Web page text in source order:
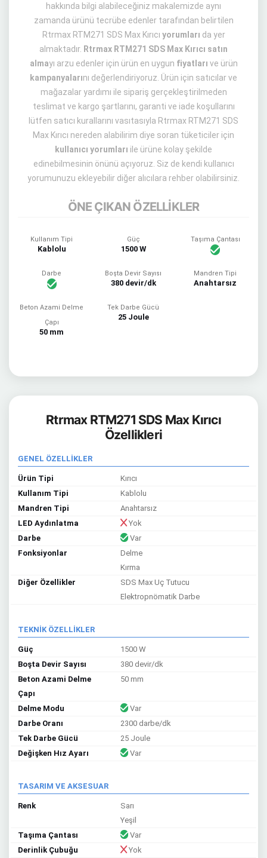
hakkında bilgi alabileceğiniz makalemizde aynı
zamanda ürünü tecrübe edenler tarafından belirtilen
Rtrmax RTM271 SDS Max Kırıcı yorumları da yer
almaktadır. Rtrmax RTM271 SDS Max Kırıcı satın
almayı arzu edenler için ürün en uygun fiyatları ve ürün
kampanyalarını değerlendiriyoruz. Ürün için satıcılar ve
mağazalar yardımı ile sipariş gerçekleştirilmeden
teslimat ve kargo şartlarını, garanti ve iade koşullarını
lütfen satıcı kurallarını vasıtasıyla Rtrmax RTM271 SDS
Max Kırıcı nereden alabilirim diye soran tüketiciler için
kullanıcı yorumları ile ürüne kolay şekilde
edinebilmesinin önünü açıyoruz. Siz de kendi kullanıcı
yorumunuzu ekleyebilir diğer alıcılara rehber olabilirsiniz.
ÖNE ÇIKAN ÖZELLİKLER
Kullanım Tipi
Kablolu
Güç
1500 W
Taşıma Çantası
Darbe Boşta Devir Sayısı
380 devir/dk
Mandren Tipi
Anahtarsız
Beton Azami Delme
Çapı
50 mm
Tek Darbe Gücü
25 Joule
Rtrmax RTM271 SDS Max Kırıcı
Özellikleri
GENEL ÖZELLİKLER
Ürün Tipi
Kırıcı
Kullanım Tipi
Kablolu
Mandren Tipi
Anahtarsız
LED Aydınlatma
Yok
Darbe
Var
Fonksiyonlar
Delme
Kırma
Diğer Özellikler
SDS Max Uç Tutucu
Elektropnömatik Darbe
TEKNİK ÖZELLİKLER
Güç
1500 W
Boşta Devir Sayısı
380 devir/dk
Beton Azami Delme
Çapı
50 mm
Delme Modu
Var
Darbe Oranı
2300 darbe/dk
Tek Darbe Gücü
25 Joule
Değişken Hız Ayarı
Var
TASARIM VE AKSESUAR
Renk
Sarı
Yeşil
Taşıma Çantası
Var
Derinlik Çubuğu
Yok